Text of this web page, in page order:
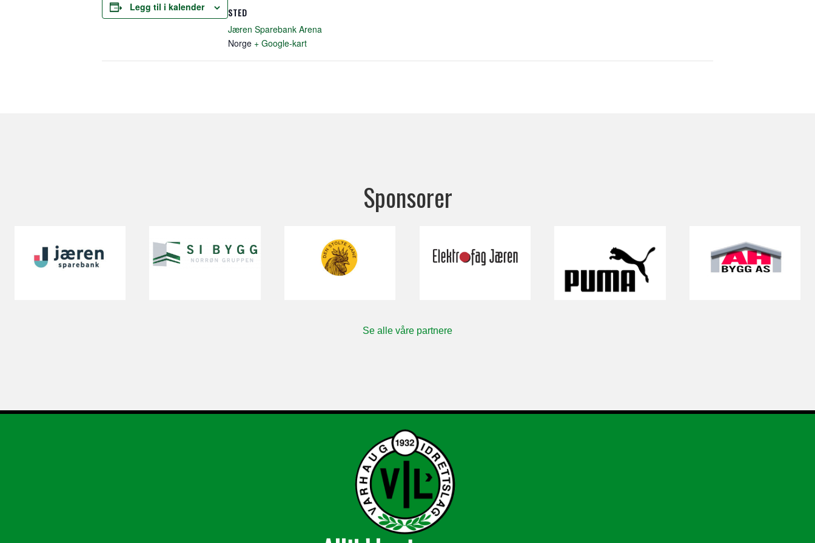
Legg til i kalender STED
Jæren Sparebank Arena
Norge + Google-kart
Sponsorer
Se alle våre partnere